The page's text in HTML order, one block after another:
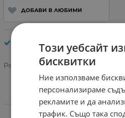
ДОБАВИ В ЛЮБИМИ
Стъкло камера (Части)
Рейтинг:
Този уебсайт
бисквитки
Ние използваме
персонализираме
рекламите и да
трафик. Също така